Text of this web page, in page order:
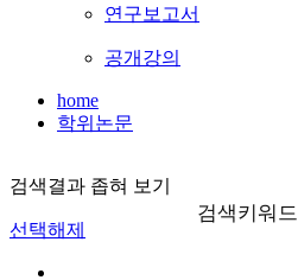
연구보고서
공개강의
home
학위논문
검색결과 좁혀 보기
선택해제
검색키워드